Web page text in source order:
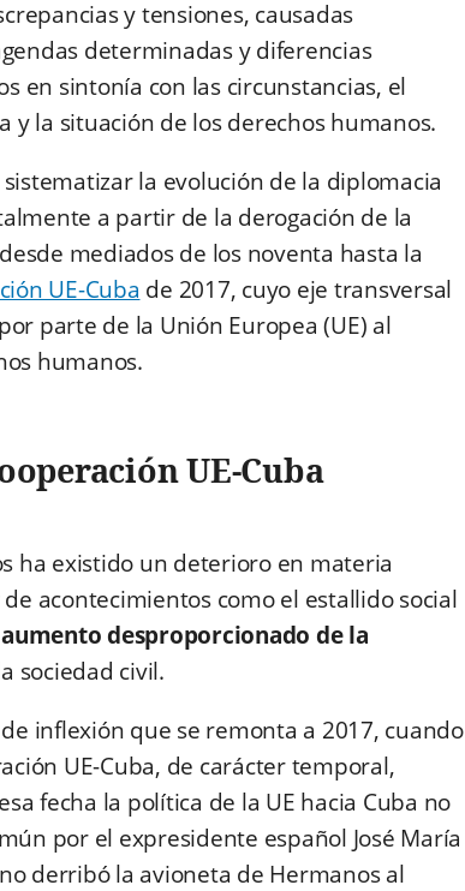
y tensiones, causadas
determinadas y diferencias
en sintonía con las circunstancias, el
la situación de los derechos humanos.
la evolución de la diplomacia
a partir de la derogación de la
mediados de los noventa hasta la
UE-Cuba de 2017, cuyo eje transversal
parte de la Unión Europea (UE) al
humanos.
UE-Cuba
ha existido un deterioro en materia
acontecimientos como el estallido social
desproporcionado de la
sociedad civil.
inflexión que se remonta a 2017, cuando
UE-Cuba, de carácter temporal,
fecha la política de la UE hacia Cuba no
por el expresidente español José María
derribó la avioneta de Hermanos al